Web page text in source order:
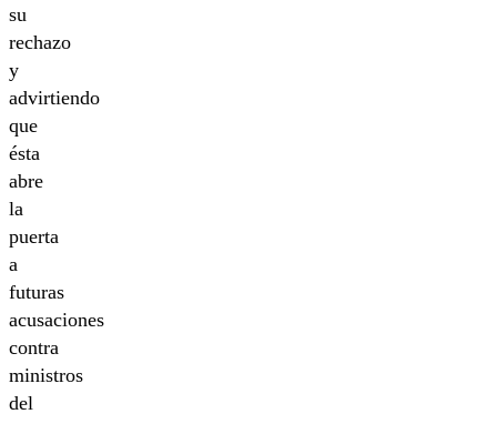
su
rechazo
y
advirtiendo
que
ésta
abre
la
puerta
a
futuras
acusaciones
contra
ministros
del